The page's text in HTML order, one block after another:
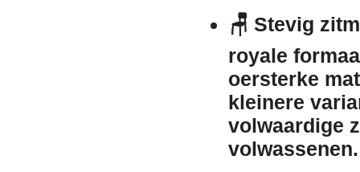
🪑 Stevig
royale
oersterke
kleinere
volwaardige
volwassenen.